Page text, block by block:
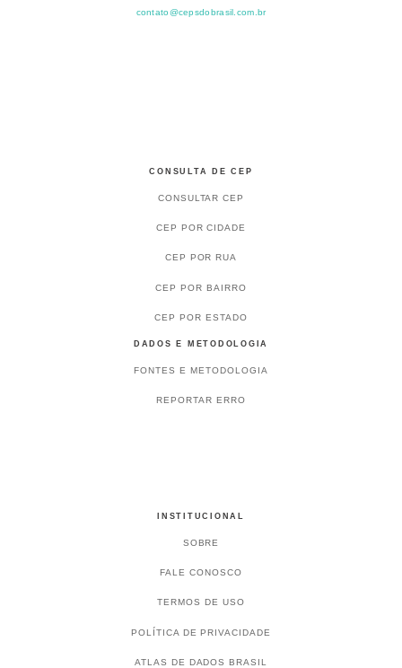
contato@cepsdobrasil.com.br
CONSULTA DE CEP
CONSULTAR CEP
CEP POR CIDADE
CEP POR RUA
CEP POR BAIRRO
CEP POR ESTADO
DADOS E METODOLOGIA
FONTES E METODOLOGIA
REPORTAR ERRO
INSTITUCIONAL
SOBRE
FALE CONOSCO
TERMOS DE USO
POLÍTICA DE PRIVACIDADE
ATLAS DE DADOS BRASIL